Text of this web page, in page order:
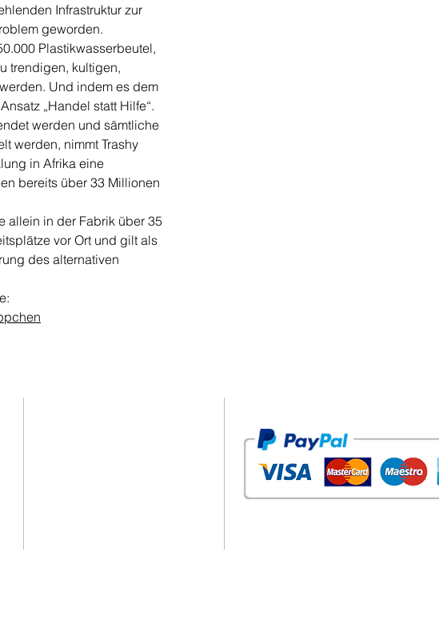
Infrastruktur zur
geworden.
Plastikwasserbeutel,
trendigen, kultigen,
Und indem es dem
„Handel statt Hilfe“.
werden und sämtliche
werden, nimmt Trashy
in Afrika eine
bereits über 33 Millionen
allein in der Fabrik über 35
vor Ort und gilt als
des alternativen